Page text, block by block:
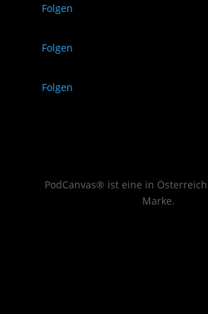
Folgen
Folgen
Folgen
PodCanvas® ist eine in
Marke.